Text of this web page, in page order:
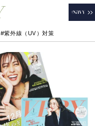
#紫外線（UV）対策